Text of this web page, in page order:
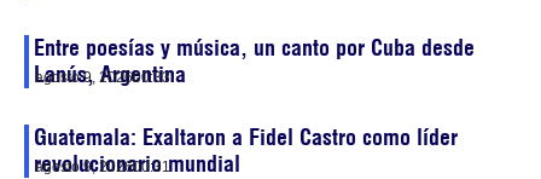
Entre poesías y música, un canto por Cuba desde
Lanús, Argentina
agosto 9, 202600:33
Guatemala: Exaltaron a Fidel Castro como líder
revolucionario mundial
agosto 9, 202600:31